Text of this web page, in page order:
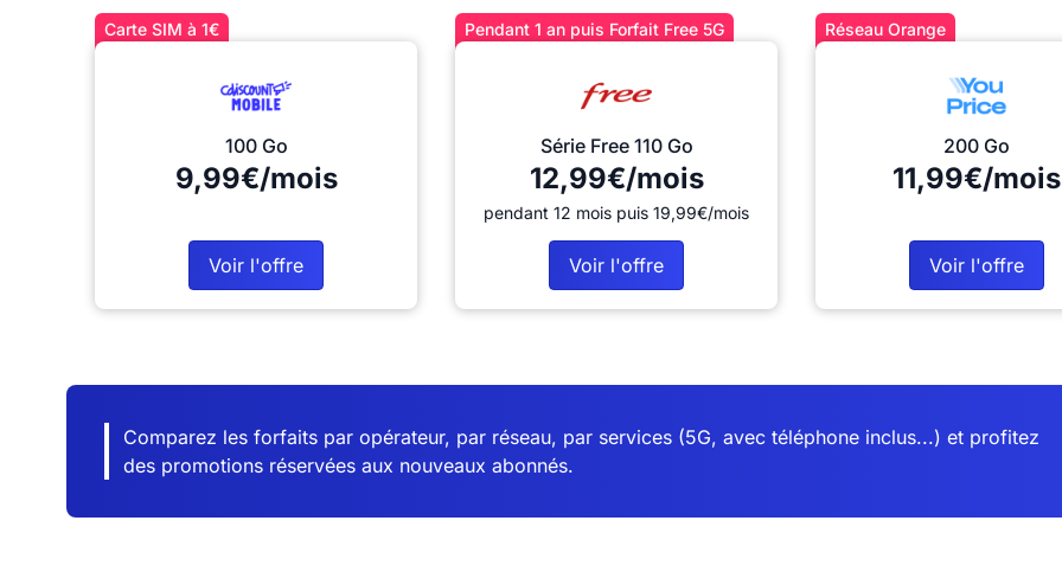
Carte SIM à 1€
100 Go
9,99€/mois
Voir l'offre
Pendant 1 an puis Forfait Free 5G
Série Free 110 Go
12,99€/mois
pendant 12 mois puis 19,99€/mois
Voir l'offre
Réseau Orange
200 Go
11,99€/mois
Voir l'offre
Comparez les forfaits par opérateur, par réseau, par services (5G, avec téléphone inclus...) et profitez
des promotions réservées aux nouveaux abonnés.